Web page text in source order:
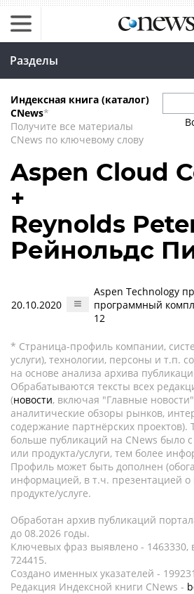
Разделы
Индексная книга (каталог)
CNews*
Получите все материалы
CNews по ключевому слову
Aspen Cloud
+
Reynolds
Рейнольдс
20.10.2020
Aspen Technology
программный
12
* Страница-профиль компании,
услуги), технологии, персоны и т.п.
на основе анализа архива
Обрабатываются тексты всех
(новости, включая "Главные
аналитические обзоры рынков,
содержание партнёрских проектов).
больше публикаций на CNews было
или продукта/услуги, тем более
Профиль может быть дополнен
информацией, в т.ч. презентацией
продукте/услуге.
Обработан архив публикаций
до 08.2026 годы.
Ключевых фраз выявлено - 1463330,
724415.
Создано именных указателей -
Редакция Индексной книги CNews -